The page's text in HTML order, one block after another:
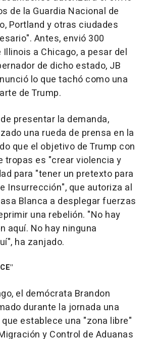
de la Guardia Nacional de
Portland y otras ciudades
Antes, envió 300
a Chicago, a pesar del
de dicho estado, JB
lo que tachó como una
de Trump.
presentar la demanda,
una rueda de prensa en la
que el objetivo de Trump con
tropas es "crear violencia y
para "tener un pretexto para
Insurrección", que autoriza al
Blanca a desplegar fuerzas
una rebelión. "No hay
aquí. No hay ninguna
ha zanjado.
el demócrata Brandon
durante la jornada una
establece una "zona libre"
y Control de Aduanas